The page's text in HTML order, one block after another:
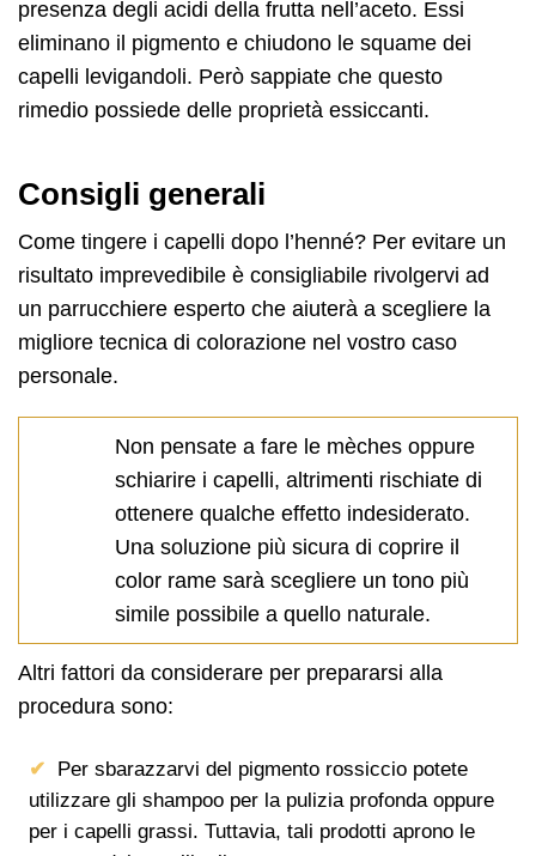
presenza degli acidi della frutta nell’aceto. Essi
eliminano il pigmento e chiudono le squame dei
capelli levigandoli. Però sappiate che questo
rimedio possiede delle proprietà essiccanti.
Consigli generali
Come tingere i capelli dopo l’henné? Per evitare un
risultato imprevedibile è consigliabile rivolgervi ad
un parrucchiere esperto che aiuterà a scegliere la
migliore tecnica di colorazione nel vostro caso
personale.
Non pensate a fare le mèches oppure
schiarire i capelli, altrimenti rischiate di
ottenere qualche effetto indesiderato.
Una soluzione più sicura di coprire il
color rame sarà scegliere un tono più
simile possibile a quello naturale.
Altri fattori da considerare per prepararsi alla
procedura sono:
Per sbarazzarvi del pigmento rossiccio potete
utilizzare gli shampoo per la pulizia profonda oppure
per i capelli grassi. Tuttavia, tali prodotti aprono le